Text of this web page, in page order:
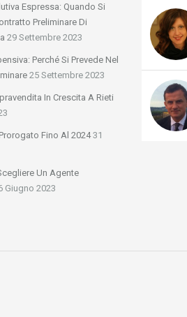
Espressa: Quando Si
Preliminare Di
29 Settembre 2023
Perché Si Prevede Nel
25 Settembre 2023
In Crescita A Rieti
Fino Al 2024 31
Un Agente
Giugno 2023